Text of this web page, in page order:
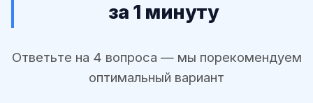
за 1 минуту
Ответьте на 4 вопроса — мы порекомендуем
оптимальный вариант